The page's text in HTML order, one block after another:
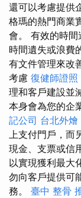
還可以考慮提供
格瑪的熱門商業
會。 有效的時
時間遺失或浪費
有文件管理來改
考慮 復健師證照
理和客戶建設並
本身會為您的企
記公司 台北外燴
上支付門戶，
現金、支票或信
以實現獲利最大
勿向客戶提供可
務。 臺中 整骨